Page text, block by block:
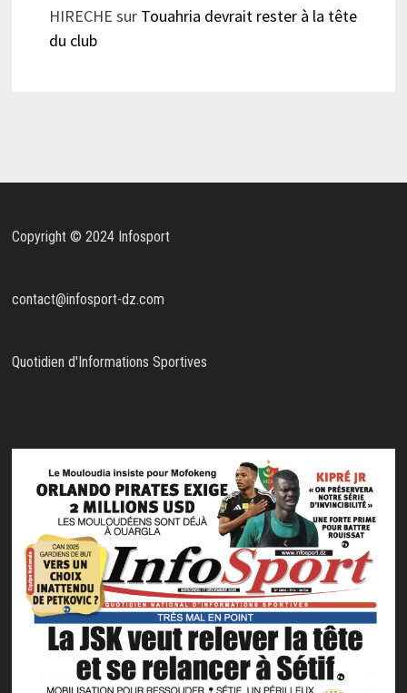
HIRECHE sur Touahria devrait rester à la tête
du club
Copyright © 2024 Infosport
contact@infosport-dz.com
Quotidien d'Informations Sportives